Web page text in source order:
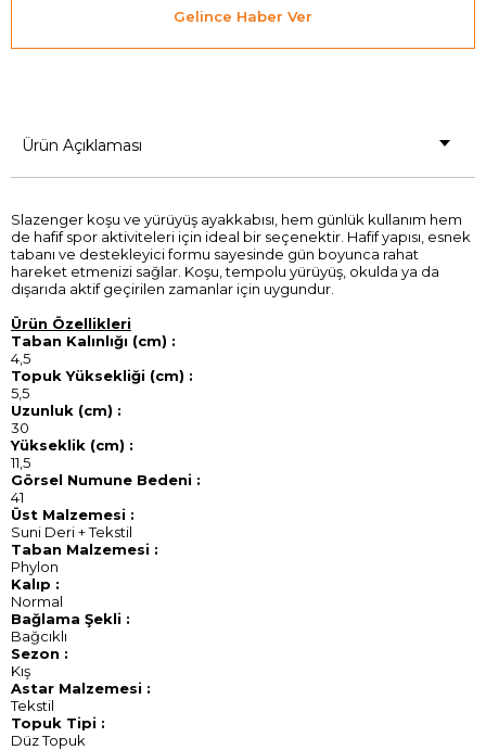
Gelince Haber Ver
Ürün Açıklaması
Slazenger koşu ve yürüyüş ayakkabısı, hem günlük kullanım hem
de hafif spor aktiviteleri için ideal bir seçenektir. Hafif yapısı, esnek
tabanı ve destekleyici formu sayesinde gün boyunca rahat
hareket etmenizi sağlar. Koşu, tempolu yürüyüş, okulda ya da
dışarıda aktif geçirilen zamanlar için uygundur.
Ürün Özellikleri
Taban Kalınlığı (cm) :
4,5
Topuk Yüksekliği (cm) :
5,5
Uzunluk (cm) :
30
Yükseklik (cm) :
11,5
Görsel Numune Bedeni :
41
Üst Malzemesi :
Suni Deri + Tekstil
Taban Malzemesi :
Phylon
Kalıp :
Normal
Bağlama Şekli :
Bağcıklı
Sezon :
Kış
Astar Malzemesi :
Tekstil
Topuk Tipi :
Düz Topuk